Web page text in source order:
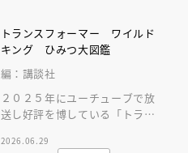
トランスフォーマー ワイルド
キング ひみつ大図鑑
編：講談社
２０２５年にユーチューブで放
送し好評を博している「トラン
グ」。そのすべてが簡単にわか
2026.06.29